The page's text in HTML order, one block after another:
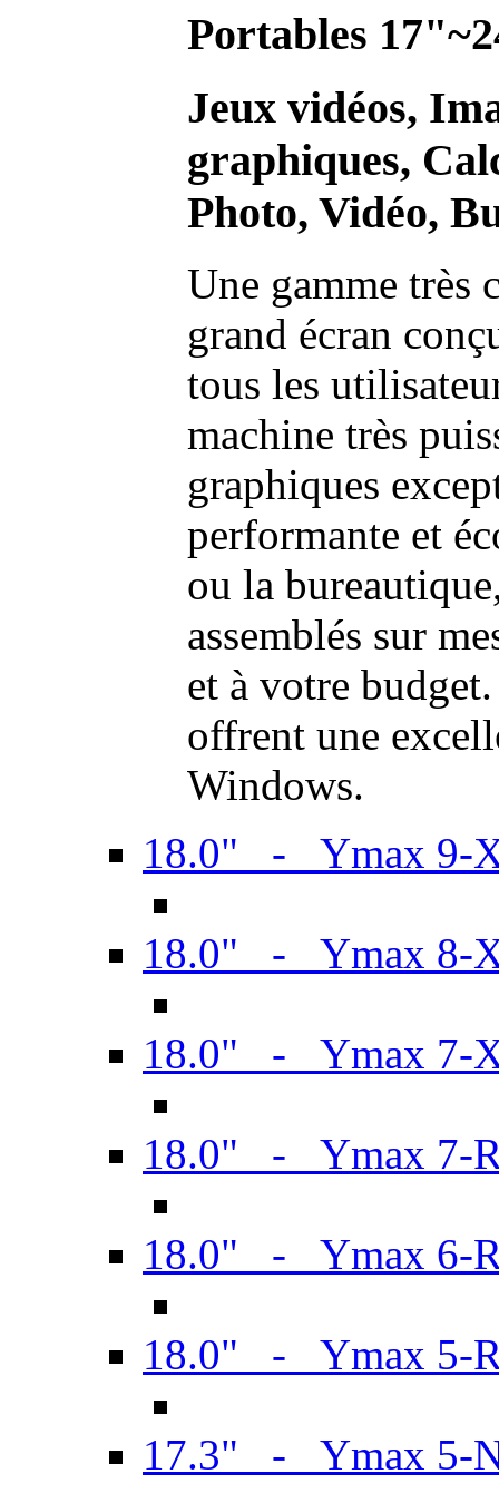
Portables
Jeux vidéos,
graphiques,
Photo, Vidéo,
Une gamme très
grand écran
tous les
machine très
graphiques
performante et
ou la
assemblés sur
et à votre
offrent une
Windows.
18.0" - Ymax 9-
18.0" - Ymax 8-
18.0" - Ymax 7-
18.0" - Ymax 7-
18.0" - Ymax 6-
18.0" - Ymax 5-
17.3" - Ymax 5-